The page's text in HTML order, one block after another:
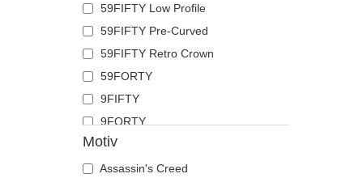
Gepard
Glühwürmchen
Hahn
Hai
Hirsch
Hund
Katze
Kojote
59FIFTY Low Profile
59FIFTY Pre-Curved
59FIFTY Retro Crown
59FORTY
9FIFTY
9FORTY
9FORTY APEX
9FORTY M-Crown
Motiv
Assassin's Creed